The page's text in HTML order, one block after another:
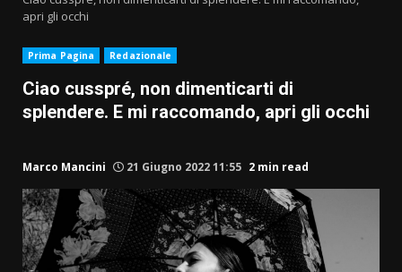
apri gli occhi
Prima Pagina Redazionale
Ciao cusspré, non dimenticarti di
splendere. E mi raccomando, apri gli occhi
Marco Mancini 21 Giugno 2022 11:55 2 min read